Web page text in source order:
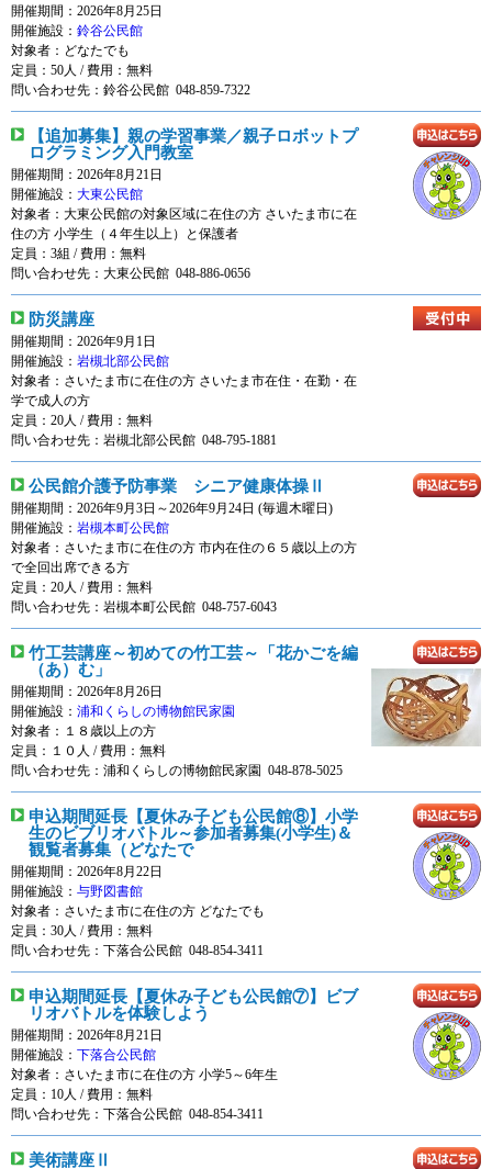
開催期間：2026年8月25日
開催施設： 鈴谷公民館
対象者： どなたでも
定員：50人 / 費用： 無料
問い合わせ先：鈴谷公民館 048-859-7322
【追加募集】親の学習事業／親子ロボットプ
ログラミング入門教室
開催期間：2026年8月21日
開催施設： 大東公民館
対象者： 大東公民館の対象区域に在住の方 さいたま市に在
住の方 小学生（４年生以上）と保護者
定員：3組 / 費用： 無料
問い合わせ先：大東公民館 048-886-0656
防災講座
開催期間：2026年9月1日
開催施設： 岩槻北部公民館
対象者： さいたま市に在住の方 さいたま市在住・在勤・在
学で成人の方
定員：20人 / 費用： 無料
問い合わせ先：岩槻北部公民館 048-795-1881
公民館介護予防事業 シニア健康体操Ⅱ
開催期間：2026年9月3日～2026年9月24日 (毎週木曜日)
開催施設： 岩槻本町公民館
対象者： さいたま市に在住の方 市内在住の６５歳以上の方
で全回出席できる方
定員：20人 / 費用： 無料
問い合わせ先：岩槻本町公民館 048-757-6043
竹工芸講座～初めての竹工芸～「花かごを編
（あ）む」
開催期間：2026年8月26日
開催施設： 浦和くらしの博物館民家園
対象者： １８歳以上の方
定員：１０人 / 費用： 無料
問い合わせ先：浦和くらしの博物館民家園 048-878-5025
申込期間延長【夏休み子ども公民館⑧】小学
生のビブリオバトル～参加者募集(小学生)＆
観覧者募集（どなたで
開催期間：2026年8月22日
開催施設： 与野図書館
対象者： さいたま市に在住の方 どなたでも
定員：30人 / 費用： 無料
問い合わせ先：下落合公民館 048-854-3411
申込期間延長【夏休み子ども公民館⑦】ビブ
リオバトルを体験しよう
開催期間：2026年8月21日
開催施設： 下落合公民館
対象者： さいたま市に在住の方 小学5～6年生
定員：10人 / 費用： 無料
問い合わせ先：下落合公民館 048-854-3411
美術講座Ⅱ